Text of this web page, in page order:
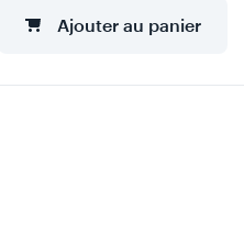
Ajouter au panier